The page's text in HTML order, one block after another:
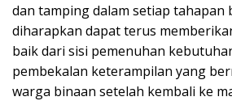
dan tamping dalam setiap tahapan
diharapkan dapat terus
baik dari sisi pemenuhan
pembekalan keterampilan yang
warga binaan setelah kembali ke